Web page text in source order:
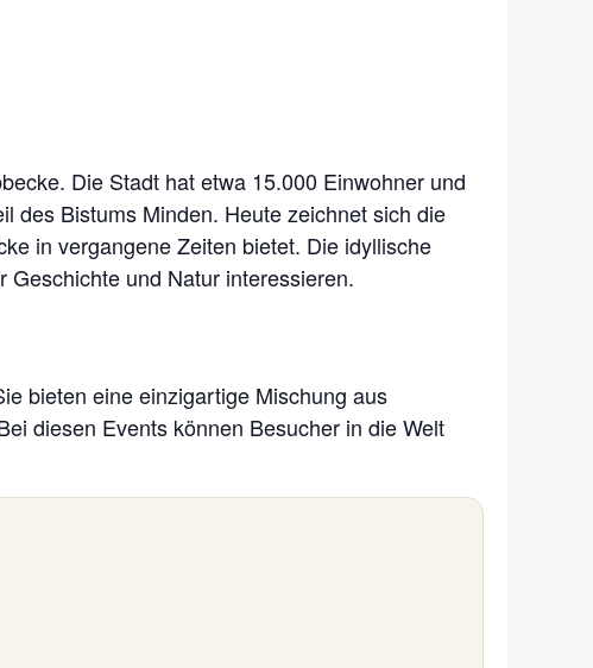
Die Stadt hat etwa 15.000 Einwohner und
des Bistums Minden. Heute zeichnet sich die
in vergangene Zeiten bietet. Die idyllische
und Natur interessieren.
bieten eine einzigartige Mischung aus
diesen Events können Besucher in die Welt